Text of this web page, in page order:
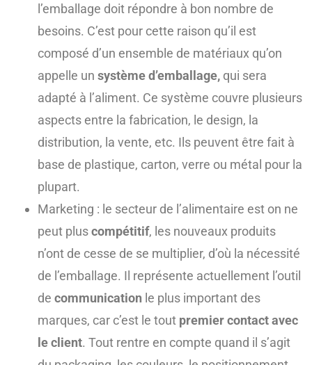
l’emballage doit répondre à bon nombre de
besoins. C’est pour cette raison qu’il est
composé d’un ensemble de matériaux qu’on
appelle un système d’emballage, qui sera
adapté à l’aliment. Ce système couvre plusieurs
aspects entre la fabrication, le design, la
distribution, la vente, etc. Ils peuvent être fait à
base de plastique, carton, verre ou métal pour la
plupart.
Marketing : le secteur de l’alimentaire est on ne
peut pluscompétitif, les nouveaux produits
n’ont de cesse de se multiplier, d’où la nécessité
de l’emballage. Il représente actuellement l’outil
de communication le plus important des
marques, car c’est le tout premier contact avec
le client. Tout rentre en compte quand il s’agit